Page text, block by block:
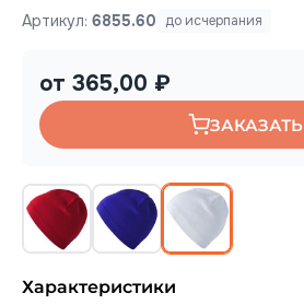
Артикул: 6855.60 до исчерпания
от 365,00 ₽
ЗАКАЗАТЬ
Характеристики